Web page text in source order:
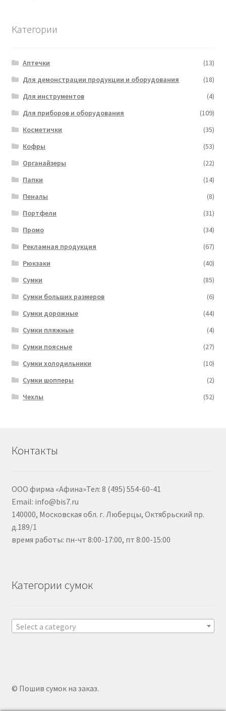
Категории
Аптечки
(13)
Для демонстрации продукции и оборудования
(18)
Для инструментов
(4)
Для приборов и оборудования
(109)
Косметички
(35)
Кофры
(53)
Органайзеры
(22)
Папки
(14)
Пеналы
(8)
Портфели
(31)
Промо
(34)
Рекламная продукция
(67)
Рюкзаки
(40)
Сумки
(85)
Сумки больших размеров
(6)
Сумки дорожные
(44)
Сумки пляжные
(4)
Сумки поясные
(27)
Сумки холодильники
(10)
Сумки шопперы
(2)
Чехлы
(52)
Контакты
ООО фирма «Афина»Тел: 8 (495) 554-60-41
Email: info@bis7.ru
140000, Московская обл. г. Люберцы, Октябрьский пр.
д.189/1
время работы: пн-чт 8:00-17:00, пт 8:00-15:00
Категории сумок
Select a category
© Пошив сумок на заказ.